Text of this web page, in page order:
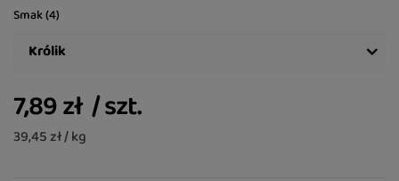
Smak (4)
Królik
7,89 zł /szt.
39,45 zł / kg